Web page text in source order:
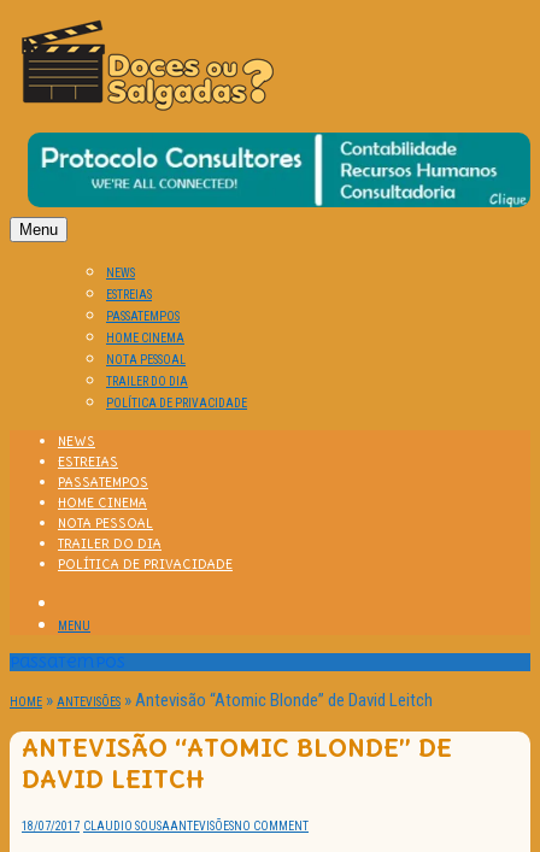
DOCES OU SALGADAS?
O Cinema? Uma Paixão!!
Menu
NEWS
ESTREIAS
PASSATEMPOS
HOME CINEMA
NOTA PESSOAL
TRAILER DO DIA
POLÍTICA DE PRIVACIDADE
NEWS
ESTREIAS
PASSATEMPOS
HOME CINEMA
NOTA PESSOAL
TRAILER DO DIA
POLÍTICA DE PRIVACIDADE
MENU
Passatempos
HOME » ANTEVISÕES »Antevisão “Atomic Blonde” de David Leitch
ANTEVISÃO “ATOMIC BLONDE” DE
DAVID LEITCH
18/07/2017 CLAUDIO SOUSAANTEVISÕESNO COMMENT